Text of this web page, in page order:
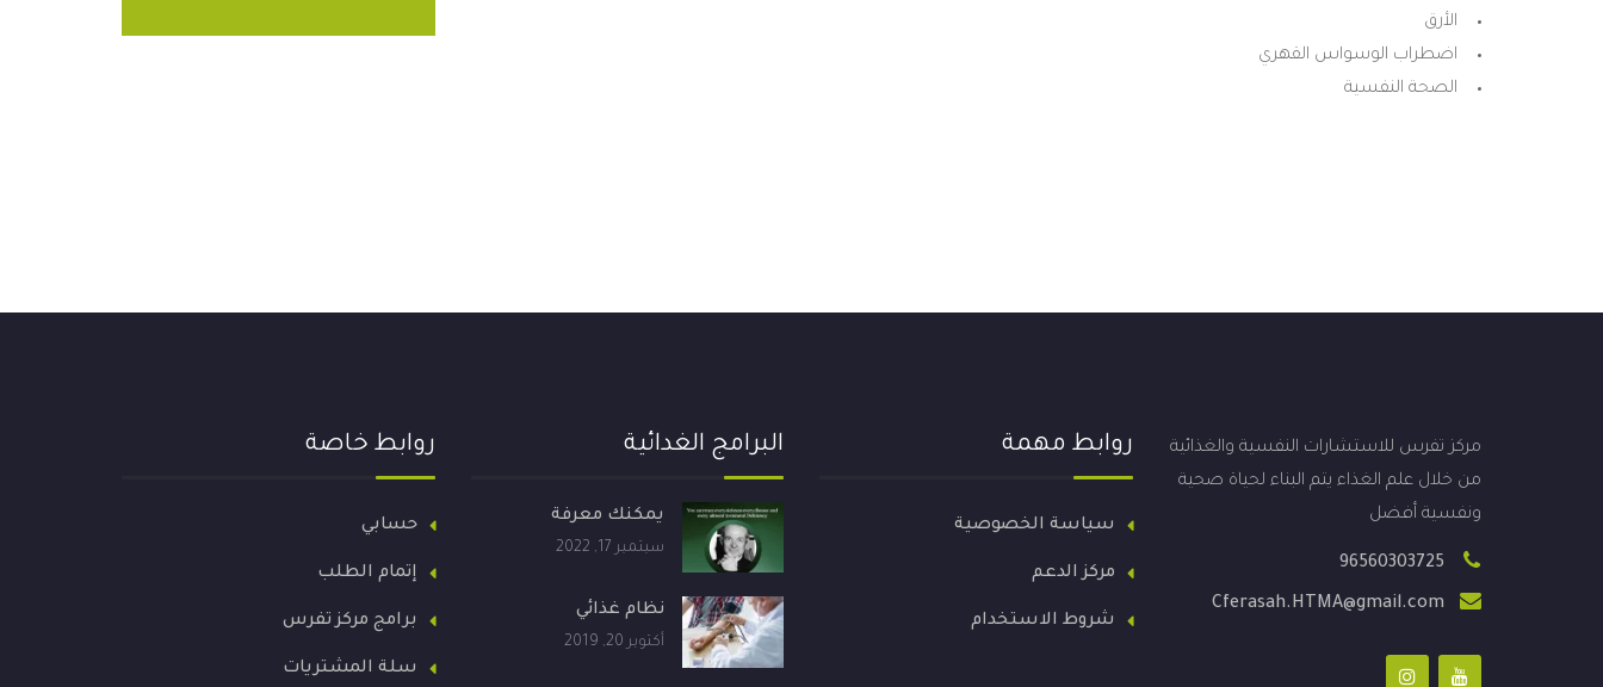
الأرق
اضطراب الوسواس القهري
الصحة النفسية
مركز تفرس للاستشارات النفسية والغذائية
من خلال علم الغذاء يتم البناء لحياة صحية
ونفسية أفضل
96560303725
Cferasah.HTMA@gmail.com
روابط مهمة
سياسة الخصوصية
مركز الدعم
شروط الاستخدام
البرامج الغدائية
يمكنك معرفة
سبتمبر 17, 2022
نظام غذائي
أكتوبر 20, 2019
روابط خاصة
حسابي
إتمام الطلب
برامج مركز تفرس
سلة المشتريات